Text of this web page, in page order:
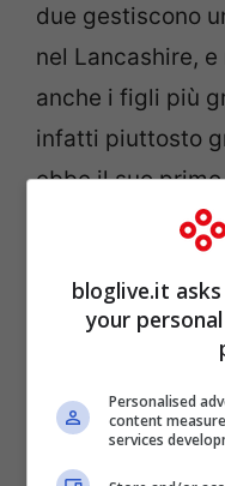
due gestiscono
nel Lancashire,
anche i figli più
infatti piuttosto
ebbe il suo
bloglive.it
your
Personalised
content
services